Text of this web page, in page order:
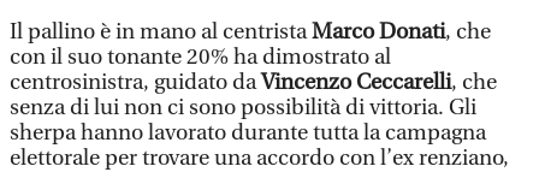
Il pallino è in mano al centristaMarco Donati, che
con il suo tonante 20% ha dimostrato al
centrosinistra, guidato daVincenzo Ceccarelli, che
senza di lui non ci sono possibilità di vittoria. Gli
sherpa hanno lavorato durante tutta la campagna
elettorale per trovare una accordo con l’ex renziano,